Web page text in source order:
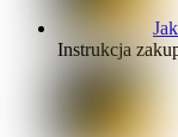
Instrukcja